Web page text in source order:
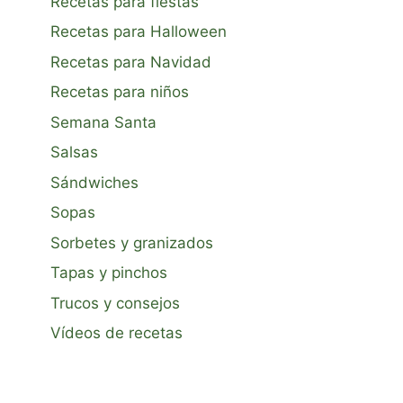
Recetas para Halloween
Recetas para Navidad
Recetas para niños
Semana Santa
Salsas
Sándwiches
Sopas
Sorbetes y granizados
Tapas y pinchos
Trucos y consejos
Vídeos de recetas